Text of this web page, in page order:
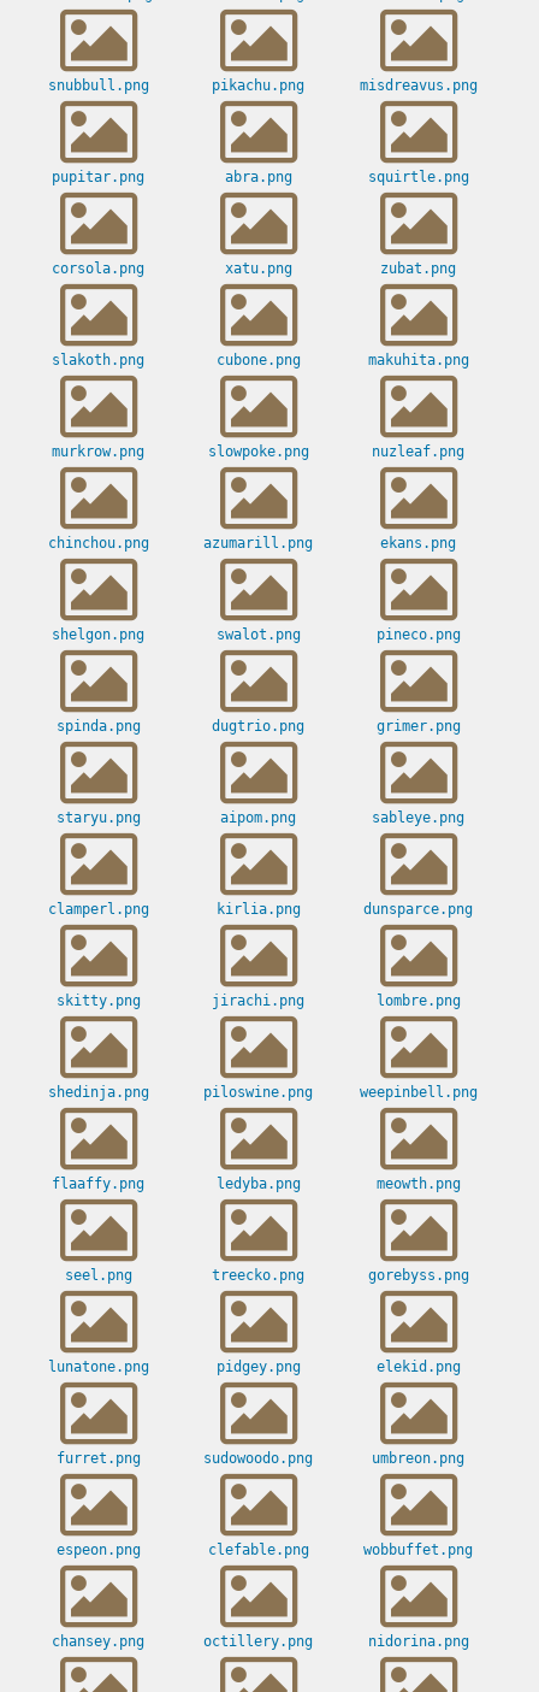
snubbull.png pikachu.png misdreavus.png
pupitar.png abra.png squirtle.png
corsola.png xatu.png zubat.png
slakoth.png cubone.png makuhita.png
murkrow.png slowpoke.png nuzleaf.png
chinchou.png azumarill.png ekans.png
shelgon.png swalot.png pineco.png
spinda.png dugtrio.png grimer.png
staryu.png aipom.png sableye.png
clamperl.png kirlia.png dunsparce.png
skitty.png jirachi.png lombre.png
shedinja.png piloswine.png weepinbell.png
flaaffy.png ledyba.png meowth.png
seel.png treecko.png gorebyss.png
lunatone.png pidgey.png elekid.png
furret.png sudowoodo.png umbreon.png
espeon.png clefable.png wobbuffet.png
chansey.png octillery.png nidorina.png